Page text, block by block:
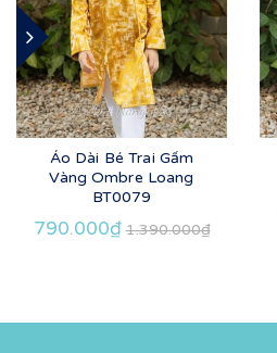
Áo Dài Bé Trai Gấm
Vàng Ombre Loang
BT0079
790.000₫ 1.390.000₫